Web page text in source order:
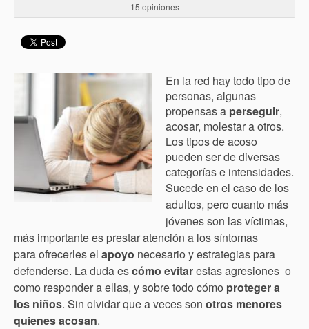
15 opiniones
En la red hay todo tipo de
personas, algunas
propensas a perseguir,
acosar, molestar a otros.
Los tipos de acoso
pueden ser de diversas
categorías e intensidades.
Sucede en el caso de los
adultos, pero cuanto más
jóvenes son las víctimas,
más importante es prestar atención a los síntomas
paraofrecerles el apoyo necesario y estrategias para
defenderse. La duda escómo evitarestas agresiones o
como responder a ellas, y sobre todo cómo proteger a
los niños. Sin olvidar que a veces son otros menores
quienes acosan.